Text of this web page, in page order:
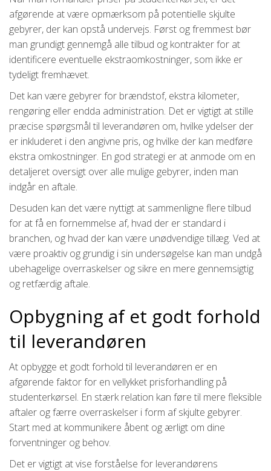
afgørende at være opmærksom på potentielle skjulte
gebyrer, der kan opstå undervejs. Først og fremmest bør
man grundigt gennemgå alle tilbud og kontrakter for at
identificere eventuelle ekstraomkostninger, som ikke er
tydeligt fremhævet.
Det kan være gebyrer for brændstof, ekstra kilometer,
rengøring eller endda administration. Det er vigtigt at stille
præcise spørgsmål til leverandøren om, hvilke ydelser der
er inkluderet i den angivne pris, og hvilke der kan medføre
ekstra omkostninger. En god strategi er at anmode om en
detaljeret oversigt over alle mulige gebyrer, inden man
indgår en aftale.
Desuden kan det være nyttigt at sammenligne flere tilbud
for at få en fornemmelse af, hvad der er standard i
branchen, og hvad der kan være unødvendige tillæg. Ved at
være proaktiv og grundig i sin undersøgelse kan man undgå
ubehagelige overraskelser og sikre en mere gennemsigtig
og retfærdig aftale.
Opbygning af et godt forhold
til leverandøren
At opbygge et godt forhold til leverandøren er en
afgørende faktor for en vellykket prisforhandling på
studenterkørsel. En stærk relation kan føre til mere fleksible
aftaler og færre overraskelser i form af skjulte gebyrer.
Start med at kommunikere åbent og ærligt om dine
forventninger og behov.
Det er vigtigt at vise forståelse for leverandørens